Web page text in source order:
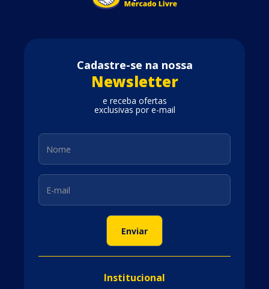
Cadastre-se na nossa
Newsletter
e receba ofertas
exclusivas por e-mail
Institucional